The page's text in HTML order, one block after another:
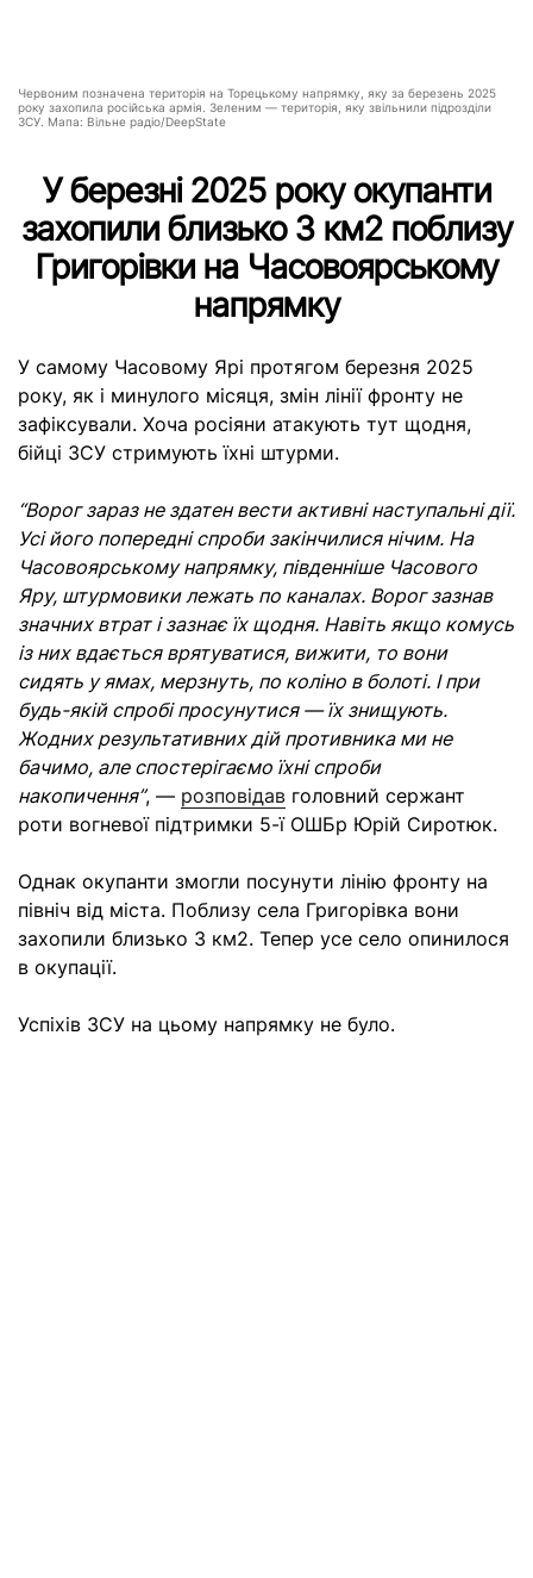
Червоним позначена територія на Торецькому напрямку, яку за березень 2025
року захопила російська армія. Зеленим — територія, яку звільнили підрозділи
ЗСУ. Мапа: Вільне радіо/DeepState
У березні 2025 року окупанти
захопили близько 3 км2 поблизу
Григорівки на Часовоярському
напрямку
У самому Часовому Ярі протягом березня 2025
року, як і минулого місяця, змін лінії фронту не
зафіксували. Хоча росіяни атакують тут щодня,
бійці ЗСУ стримують їхні штурми.
“Ворог зараз не здатен вести активні наступальні дії.
Усі його попередні спроби закінчилися нічим. На
Часовоярському напрямку, південніше Часового
Яру, штурмовики лежать по каналах. Ворог зазнав
значних втрат і зазнає їх щодня. Навіть якщо комусь
із них вдається врятуватися, вижити, то вони
сидять у ямах, мерзнуть, по коліно в болоті. І при
будь-якій спробі просунутися — їх знищують.
Жодних результативних дій противника ми не
бачимо, але спостерігаємо їхні спроби
накопичення”, — розповідав головний сержант
роти вогневої підтримки 5-ї ОШБр Юрій Сиротюк.
Однак окупанти змогли посунути лінію фронту на
північ від міста. Поблизу села Григорівка вони
захопили близько 3 км2. Тепер усе село опинилося
в окупації.
Успіхів ЗСУ на цьому напрямку не було.